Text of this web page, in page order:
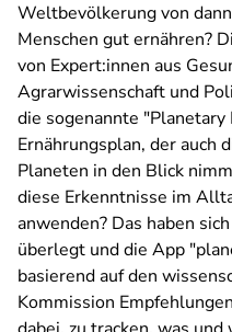
Weltbevölkerung von
Menschen gut ernähren?
von Expert:innen aus
Agrarwissenschaft und
die sogenannte
Ernährungsplan, der auch
Planeten in den Blick
diese Erkenntnisse im
anwenden? Das haben
überlegt und die App
basierend auf den
Kommission